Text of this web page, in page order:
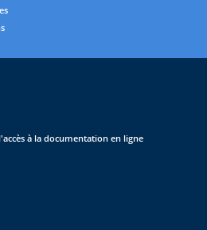
à la documentation en ligne